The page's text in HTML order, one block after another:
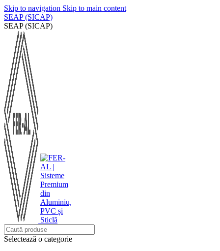
Skip to navigation Skip to main content
SEAP (SICAP)
SEAP (SICAP)
Selectează o categorie